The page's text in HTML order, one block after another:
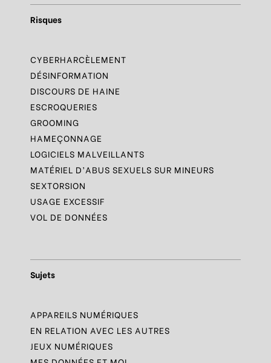
Risques
CYBERHARCÈLEMENT
DÉSINFORMATION
DISCOURS DE HAINE
ESCROQUERIES
GROOMING
HAMEÇONNAGE
LOGICIELS MALVEILLANTS
MATÉRIEL D’ABUS SEXUELS SUR MINEURS
SEXTORSION
USAGE EXCESSIF
VOL DE DONNÉES
Sujets
APPAREILS NUMÉRIQUES
EN RELATION AVEC LES AUTRES
JEUX NUMÉRIQUES